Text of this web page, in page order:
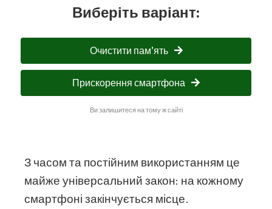
Виберіть варіант:
Очистити пам'ять
Прискорення смартфона
Ви залишитеся на тому ж сайті
З часом та постійним використанням це
майже універсальний закон: на кожному
смартфоні закінчується місце.